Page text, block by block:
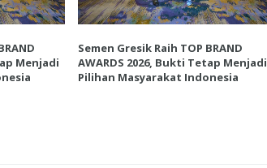
Menjadi
Semen Gresik Raih TOP BRAND
AWARDS 2026, Bukti Tetap Menjadi
Pilihan Masyarakat Indonesia
INI CARA UMAT KRISTIANI SALATIGA
JAGA KERUKUNAN SAMBUT NATAL